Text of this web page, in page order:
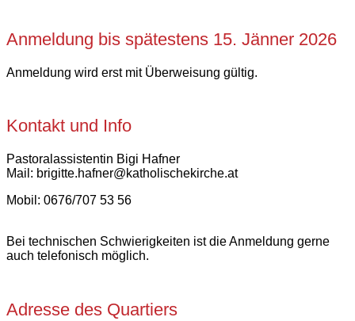
Anmeldung bis spätestens 15. Jänner 2026
Anmeldung wird erst mit Überweisung gültig.
Kontakt und Info
Pastoralassistentin Bigi Hafner
Mail: brigitte.hafner@katholischekirche.at
Mobil: 0676/707 53 56
Bei technischen Schwierigkeiten ist die Anmeldung gerne
auch telefonisch möglich.
Adresse des Quartiers